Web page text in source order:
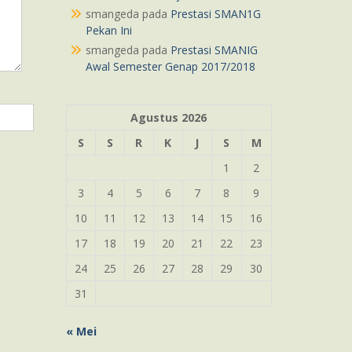
smangeda pada Prestasi SMAN1G
Pekan Ini
smangeda pada Prestasi SMANIG
Awal Semester Genap 2017/2018
Agustus 2026
S
S R K J S
M
1
2
3
4 5 6 7 8
9
10
11 12 13 14 15
16
17
18 19 20 21 22
23
24
25 26 27 28 29
30
31
« Mei